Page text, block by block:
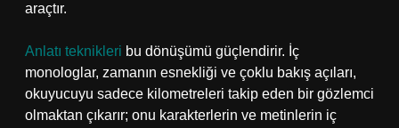
araçtır.
Anlatı teknikleri bu dönüşümü güçlendirir. İç
monologlar, zamanın esnekliği ve çoklu bakış açıları,
okuyucuyu sadece kilometreleri takip eden bir gözlemci
olmaktan çıkarır; onu karakterlerin ve metinlerin iç